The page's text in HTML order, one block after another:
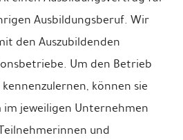
Ausbildungsberuf. Wir
den Auszubildenden
Um den Betrieb
können sie
jeweiligen Unternehmen
und